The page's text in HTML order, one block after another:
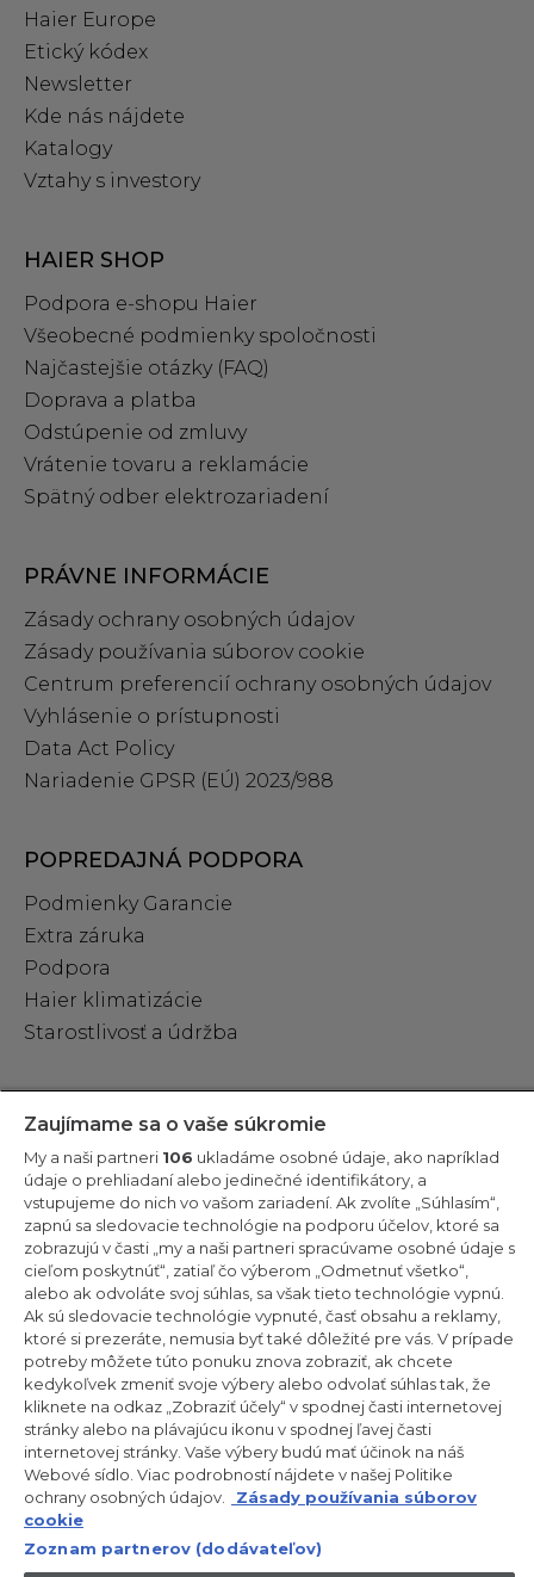
Haier Europe
Etický kódex
Newsletter
Kde nás nájdete
Katalogy
Vztahy s investory
HAIER SHOP
Podpora e‑shopu Haier
Všeobecné podmienky spoločnosti
Najčastejšie otázky (FAQ)
Doprava a platba
Odstúpenie od zmluvy
Vrátenie tovaru a reklamácie
Spätný odber elektrozariadení
PRÁVNE INFORMÁCIE
Zásady ochrany osobných údajov
Zásady používania súborov cookie
Centrum preferencií ochrany osobných údajov
Vyhlásenie o prístupnosti
Data Act Policy
Nariadenie GPSR (EÚ) 2023/988
POPREDAJNÁ PODPORA
Podmienky Garancie
Extra záruka
Podpora
Haier klimatizácie
Starostlivosť a údržba
Zostaňte v kontakte!
Odoberajte náš newsletter
CANDY HOOVER GROUP S.r.I. – Jednoosobová spol. s r.o. –
PRÁVNE SÍDLO SPOLOČNOSTI: Via Comolli, 57 – 20861 Brugherio
(MB) – Taliansko – ADMINISTRATÍVNE SÍDLA: Via Privata Eden
Fumagalli snc – 20861 Brugherio (MB) a Via Trento č. 20/A-22 –
20871 Vimercate (MB) – Taliansko – Tel.: +39.039.2086.1 – Fax:
+39.039.2086.237 – Základné imanie 35 000 000,00 € plne
splatené – Daňové identifikačné číslo a číslo zápisu v obchodnom
registri Miláno-Monza-Brianza-Lodi 04666310158 – DIČ
00786860965 – Identifikačné číslo obchodnej jednotky: MB-
1033934 – Oprávnenie IT AEOF 211870 – Činnosť spoločnosti riadi a
koordinuje spoločnosť Candy S.p.A.
SK / Slovensko
Zaujímame sa o vaše súkromie
My a naši partneri 106 ukladáme osobné údaje, ako napríklad
údaje o prehliadaní alebo jedinečné identifikátory, a
vstupujeme do nich vo vašom zariadení. Ak zvolíte „Súhlasím“,
zapnú sa sledovacie technológie na podporu účelov, ktoré sa
zobrazujú v časti „my a naši partneri spracúvame osobné údaje s
cieľom poskytnúť“, zatiaľ čo výberom „Odmetnuť všetko“,
alebo ak odvoláte svoj súhlas, sa však tieto technológie vypnú.
Ak sú sledovacie technológie vypnuté, časť obsahu a reklamy,
ktoré si prezeráte, nemusia byť také dôležité pre vás. V prípade
potreby môžete túto ponuku znova zobraziť, ak chcete
kedykoľvek zmeniť svoje výbery alebo odvolať súhlas tak, že
kliknete na odkaz „Zobraziť účely“ v spodnej časti internetovej
stránky alebo na plávajúcu ikonu v spodnej ľavej časti
internetovej stránky. Vaše výbery budú mať účinok na náš
Webové sídlo. Viac podrobností nájdete v našej Politike
ochrany osobných údajov.
Zásady používania súborov
cookie
Zoznam partnerov (dodávateľov)